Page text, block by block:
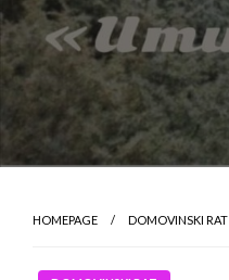
HOMEPAGE DOMOVINSKI RAT